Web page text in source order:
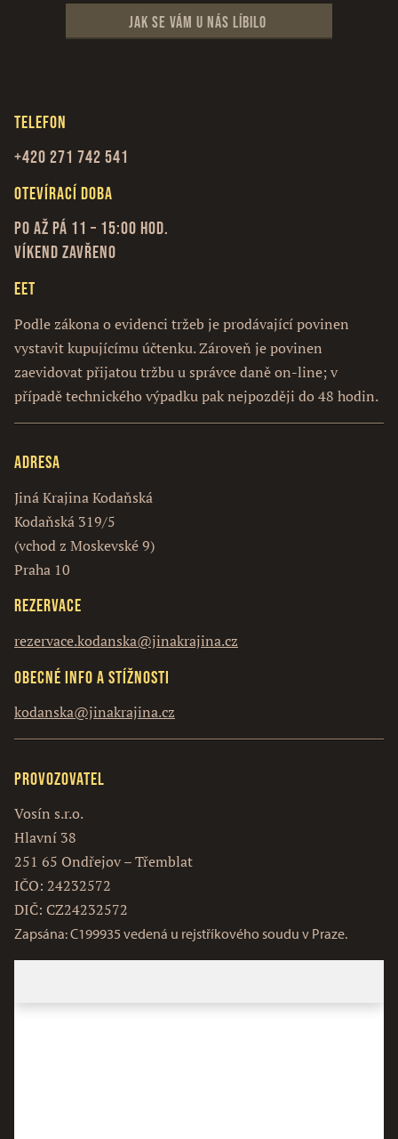
Jak se vám u nás líbilo
Telefon
+420 271 742 541
Otevírací doba
Po až Pá 11 – 15:00 hod.
Víkend zavřeno
EET
Podle zákona o evidenci tržeb je prodávající povinen
vystavit kupujícímu účtenku. Zároveň je povinen
zaevidovat přijatou tržbu u správce daně on-line; v
případě technického výpadku pak nejpozději do 48 hodin.
Adresa
Jiná Krajina Kodaňská
Kodaňská 319/5
(vchod z Moskevské 9)
Praha 10
Rezervace
rezervace.kodanska@jinakrajina.cz
Obecné info a stížnosti
kodanska@jinakrajina.cz
Provozovatel
Vosín s.r.o.
Hlavní 38
251 65 Ondřejov – Třemblat
IČO: 24232572
DIČ: CZ24232572
Zapsána: C199935 vedená u rejstříkového soudu v Praze.